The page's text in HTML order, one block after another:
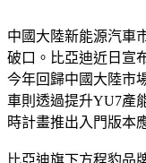
中國大陸新能源汽車
破口。比亞迪近日宣
今年回歸中國大陸市
車則透過提升YU7產